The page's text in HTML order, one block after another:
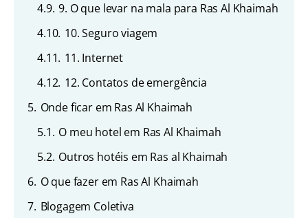
4.9. 9. O que levar na mala para Ras Al Khaimah
4.10. 10. Seguro viagem
4.11. 11. Internet
4.12. 12. Contatos de emergência
5. Onde ficar em Ras Al Khaimah
5.1. O meu hotel em Ras Al Khaimah
5.2. Outros hotéis em Ras al Khaimah
6. O que fazer em Ras Al Khaimah
7. Blogagem Coletiva